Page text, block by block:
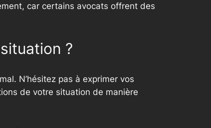
car certains avocats offrent des
?
N’hésitez pas à exprimer vos
de votre situation de manière